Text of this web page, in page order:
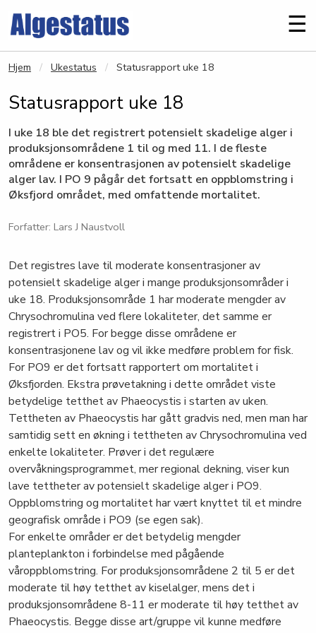
☰
Hjem Ukestatus Statusrapport uke 18
Statusrapport uke 18
I uke 18 ble det registrert potensielt skadelige alger i
produksjonsområdene 1 til og med 11. I de fleste
områdene er konsentrasjonen av potensielt skadelige
alger lav. I PO 9 pågår det fortsatt en oppblomstring i
Øksfjord området, med omfattende mortalitet.
Forfatter: Lars J Naustvoll
Det registres lave til moderate konsentrasjoner av
potensielt skadelige alger i mange produksjonsområder i
uke 18. Produksjonsområde 1 har moderate mengder av
Chrysochromulina ved flere lokaliteter, det samme er
registrert i PO5. For begge disse områdene er
konsentrasjonene lav og vil ikke medføre problem for fisk.
For PO9 er det fortsatt rapportert om mortalitet i
Øksfjorden. Ekstra prøvetakning i dette området viste
betydelige tetthet av Phaeocystis i starten av uken.
Tettheten av Phaeocystis har gått gradvis ned, men man har
samtidig sett en økning i tettheten av Chrysochromulina ved
enkelte lokaliteter. Prøver i det regulære
overvåkningsprogrammet, mer regional dekning, viser kun
lave tettheter av potensielt skadelige alger i PO9.
Oppblomstring og mortalitet har vært knyttet til et mindre
geografisk område i PO9 (se egen sak).
For enkelte områder er det betydelig mengder
planteplankton i forbindelse med pågående
våroppblomstring. For produksjonsområdene 2 til 5 er det
moderate til høy tetthet av kiselalger, mens det i
produksjonsområdene 8-11 er moderate til høy tetthet av
Phaeocystis. Begge disse art/gruppe vil kunne medføre